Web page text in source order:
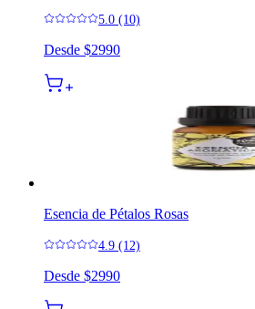
5.0 (10)
Desde $2990
Esencia de Pétalos Rosas
4.9 (12)
Desde $2990